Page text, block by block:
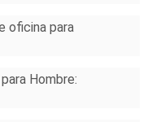
oficina para
Hombre: